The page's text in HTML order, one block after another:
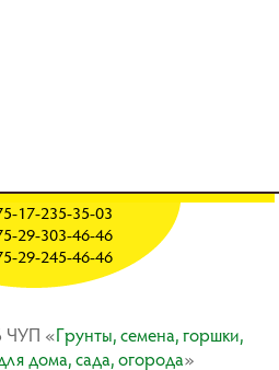
ЧУП «Гpyнты, ceмeнa, гopшки,
дoмa, caдa, oгopoдa»
17-235-35-03
29-303-46-46
29-245-46-46